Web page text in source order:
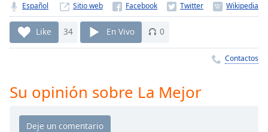
live LIVE
Remaining
Time-
Rate
Chapters
Español Sitio web
Like 34 En Vivo 0
Contactos
Su opinión sobre La Mejor